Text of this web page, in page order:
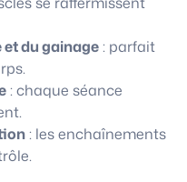
du gainage: parfait
: chaque séance
: les enchaînements